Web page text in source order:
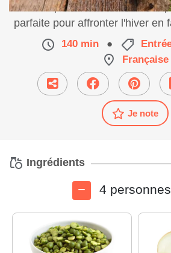
Une soupe riche et onctueuse
parfaite pour affronter l'hiver en
140 min ●
Française
Je note
Ingrédients
4 personnes